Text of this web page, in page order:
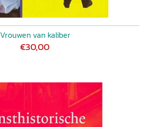
Vrouwen van kaliber
€30,00